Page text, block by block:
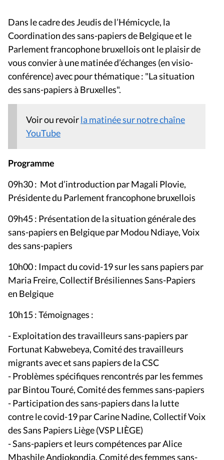
Dans le cadre des Jeudis de l’Hémicycle, la
Coordination des sans-papiers de Belgique et le
Parlement francophone bruxellois ont le plaisir de
vous convier à une matinée d’échanges (en visio-
conférence) avec pour thématique : "La situation
des sans-papiers à Bruxelles".
Voir ou revoirla matinée sur notre chaîne
YouTube
Programme
09h30 : Mot d’introduction par Magali Plovie,
Présidente du Parlement francophone bruxellois
09h45 : Présentation de la situation générale des
sans-papiers en Belgique par Modou Ndiaye, Voix
des sans-papiers
10h00 : Impact du covid-19 sur les sans papiers par
Maria Freire, Collectif Brésiliennes Sans-Papiers
en Belgique
10h15 : Témoignages :
- Exploitation des travailleurs sans-papiers par
Fortunat Kabwebeya, Comité des travailleurs
migrants avec et sans papiers de la CSC
- Problèmes spécifiques rencontrés par les femmes
par Bintou Touré, Comité des femmes sans-papiers
- Participation des sans-papiers dans la lutte
contre le covid-19 par Carine Nadine, Collectif Voix
des Sans Papiers Liège (VSP LIÈGE)
- Sans-papiers et leurs compétences par Alice
Mbashile Andjokondja, Comité des femmes sans-